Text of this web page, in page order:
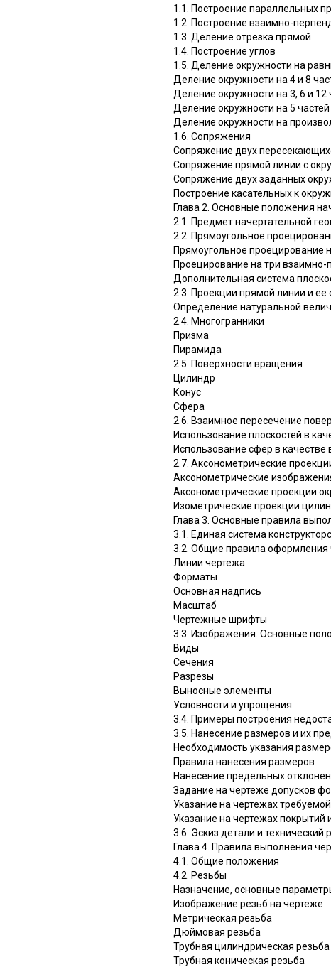
1.1. Построение параллельных
1.2. Построение взаимно-
1.3. Деление отрезка прямой
1.4. Построение углов
1.5. Деление окружности на
Деление окружности на 4 и 8
Деление окружности на 3, 6 и 12
Деление окружности на 5 частей
Деление окружности на
1.6. Сопряжения
Сопряжение двух
Сопряжение прямой линии с
Сопряжение двух заданных
Построение касательных к
Глава 2. Основные положения
2.1. Предмет начертательной
2.2. Прямоугольное
Прямоугольное проецирование
Проецирование на три взаимно-
Дополнительная система
2.3. Проекции прямой линии и ее
Определение натуральной
2.4. Многогранники
Призма
Пирамида
2.5. Поверхности вращения
Цилиндр
Конус
Сфера
2.6. Взаимное пересечение
Использование плоскостей в
Использование сфер в качестве
2.7. Аксонометрические
Аксонометрические
Аксонометрические проекции
Изометрические проекции
Глава 3. Основные правила
3.1. Единая система
3.2. Общие правила оформления
Линии чертежа
Форматы
Основная надпись
Масштаб
Чертежные шрифты
3.3. Изображения. Основные
Виды
Сечения
Разрезы
Выносные элементы
Условности и упрощения
3.4. Примеры построения
3.5. Нанесение размеров и их
Необходимость указания
Правила нанесения размеров
Нанесение предельных
Задание на чертеже допусков
Указание на чертежах
Указание на чертежах покрытий
3.6. Эскиз детали и технический
Глава 4. Правила выполнения
4.1. Общие положения
4.2. Резьбы
Назначение, основные
Изображение резьб на чертеже
Метрическая резьба
Дюймовая резьба
Трубная цилиндрическая резьба
Трубная коническая резьба